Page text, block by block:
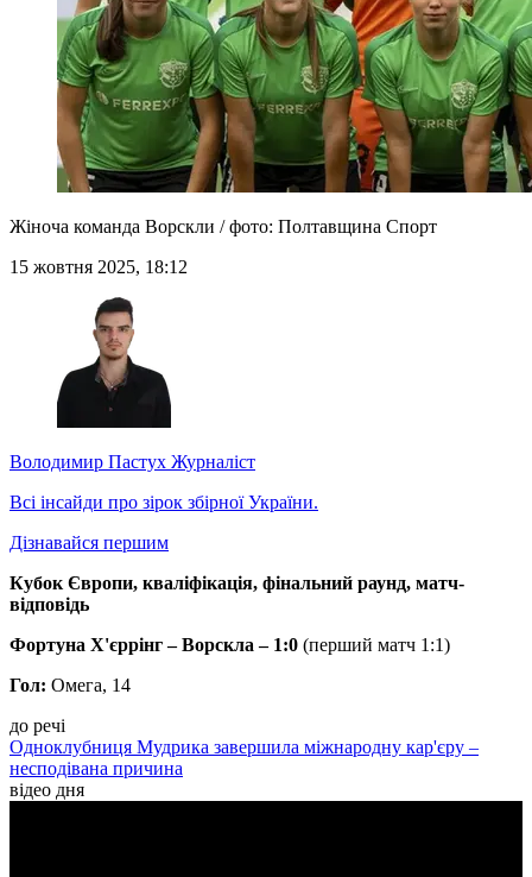
Жіноча команда Ворскли / фото: Полтавщина Спорт
15 жовтня 2025, 18:12
Володимир Пастух Журналіст
Всі інсайди про зірок збірної України.
Дізнавайся першим
Кубок Європи, кваліфікація, фінальний раунд, матч-
відповідь
Фортуна Х'єррінг – Ворскла – 1:0 (перший матч 1:1)
Гол: Омега, 14
до речі
Одноклубниця Мудрика завершила міжнародну кар'єру –
несподівана причина
відео дня